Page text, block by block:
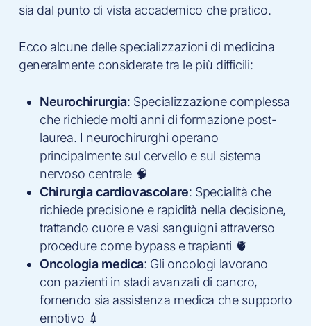
sia dal punto di vista accademico che pratico.
Ecco alcune delle specializzazioni di medicina
generalmente considerate tra le più difficili:
Neurochirurgia: Specializzazione complessa
che richiede molti anni di formazione post-
laurea. I neurochirurghi operano
principalmente sul cervello e sul sistema
nervoso centrale 🧠
Chirurgia cardiovascolare: Specialità che
richiede precisione e rapidità nella decisione,
trattando cuore e vasi sanguigni attraverso
procedure come bypass e trapianti 🫀
Oncologia medica: Gli oncologi lavorano
con pazienti in stadi avanzati di cancro,
fornendo sia assistenza medica che supporto
emotivo 💉